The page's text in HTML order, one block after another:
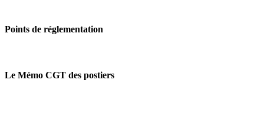
Points de réglementation
Le Mémo CGT des postiers